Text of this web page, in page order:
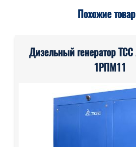
Похожие
Дизельный генератор
1РПМ11